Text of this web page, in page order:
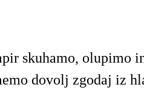
skuhamo, olupimo
dovolj zgodaj iz